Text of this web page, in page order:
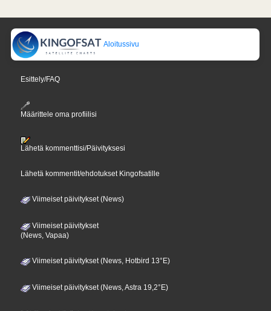
Aloitussivu
Esittely/FAQ
Määrittele oma profiilisi
Lähetä kommenttisi/Päivityksesi
Lähetä kommentit/ehdotukset Kingofsatille
Viimeiset päivitykset (News)
Viimeiset päivitykset
(News, Vapaa)
Viimeiset päivitykset (News, Hotbird 13°E)
Viimeiset päivitykset (News, Astra 19,2°E)